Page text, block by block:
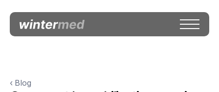
‹ Blog